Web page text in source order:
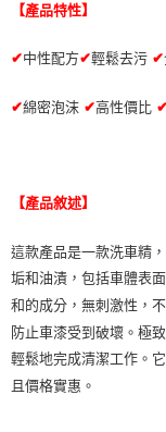
【產品特性】
✔中性配方✔輕鬆去污 ✔
✔綿密泡沫 ✔高性價比 ✔
【產品敘述】
這款產品是一款洗車精
垢和油漬，包括車體表
和的成分，無刺激性，
防止車漆受到破壞。極
輕鬆地完成清潔工作。
且價格實惠。